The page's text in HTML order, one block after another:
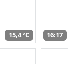
15,4 °C 16:17